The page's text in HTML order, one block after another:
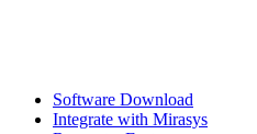
Software Download
Integrate with Mirasys